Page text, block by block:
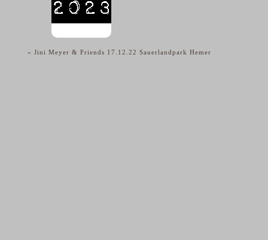
« Jini Meyer & Friends 17.12.22 Sauerlandpark Hemer